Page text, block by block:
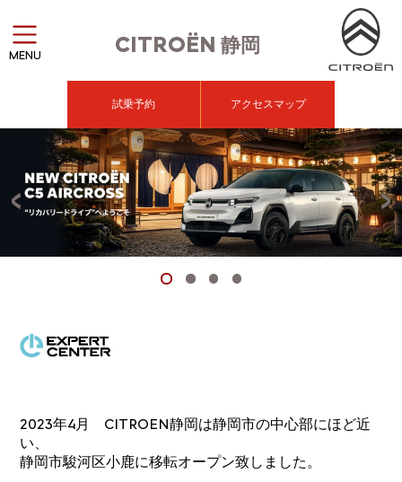
CITROËN 静岡
MENU
試乗予約 アクセスマップ
2023年4月 CITROEN静岡は静岡市の中心部にほど近
い、
静岡市駿河区小鹿に移転オープン致しました。